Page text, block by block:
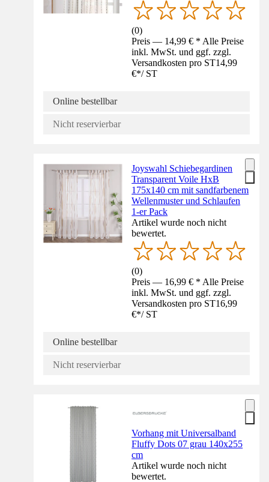
(0)
Preis — 14,99 € * Alle Preise
inkl. MwSt. und ggf. zzgl.
Versandkosten pro ST14,99
€*/ ST
Online bestellbar
Nicht reservierbar
Joyswahl Schiebegardinen
Transparent Voile HxB
175x140 cm mit sandfarbenem
Wellenmuster und Schlaufen
1-er Pack
Artikel wurde noch nicht
bewertet.
(0)
Preis — 16,99 € * Alle Preise
inkl. MwSt. und ggf. zzgl.
Versandkosten pro ST16,99
€*/ ST
Online bestellbar
Nicht reservierbar
Vorhang mit Universalband
Fluffy Dots 07 grau 140x255
cm
Artikel wurde noch nicht
bewertet.